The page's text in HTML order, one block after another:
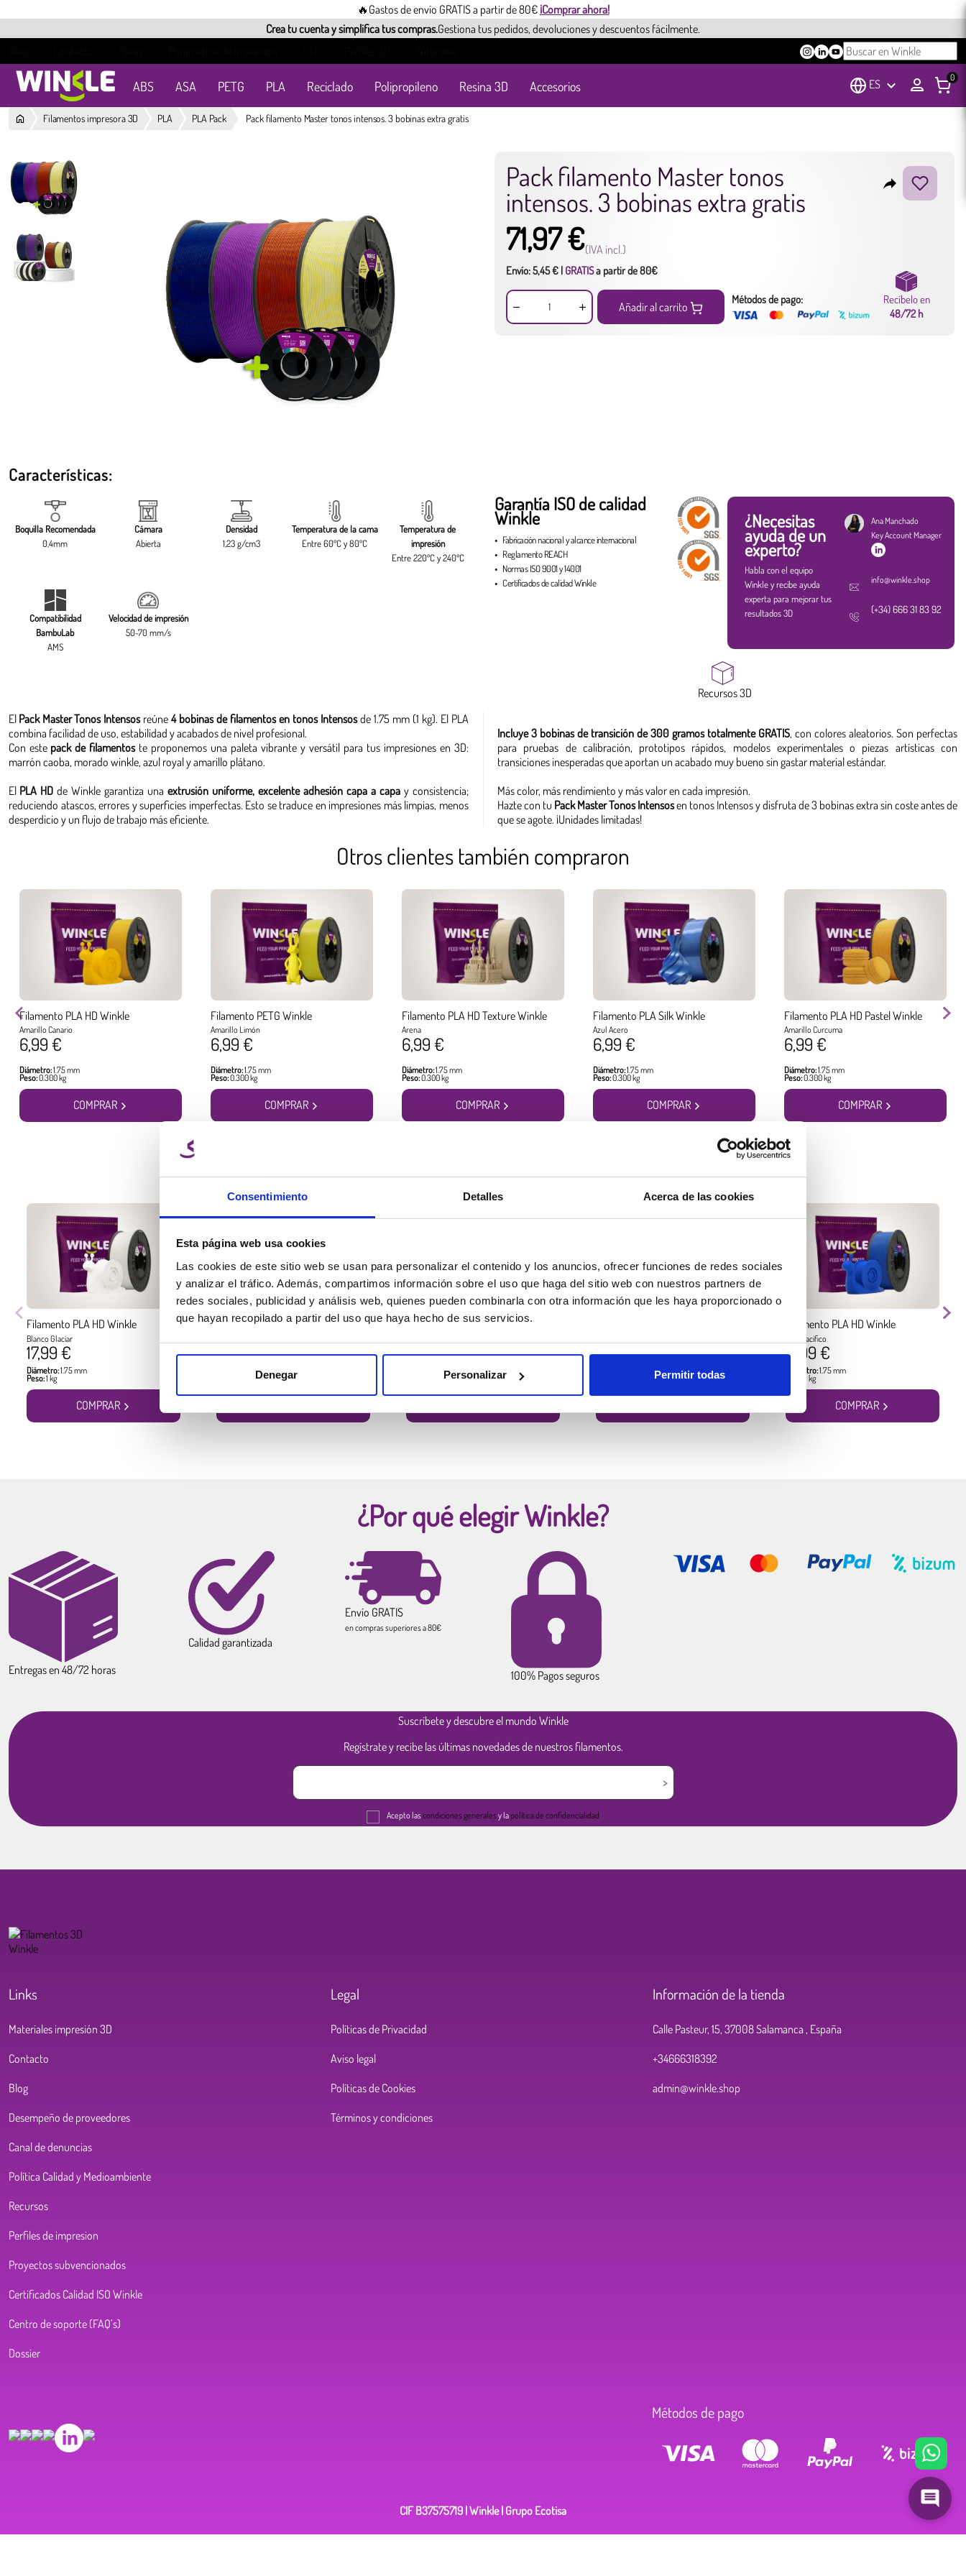
Consentimiento Detalles Acerca de las cookies
Esta página web usa cookies
Las cookies de este sitio web se usan para personalizar el contenido y los anuncios, ofrecer funciones de redes sociales
y analizar el tráfico. Además, compartimos información sobre el uso que haga del sitio web con nuestros partners de
redes sociales, publicidad y análisis web, quienes pueden combinarla con otra información que les haya proporcionado o
que hayan recopilado a partir del uso que haya hecho de sus servicios.
Denegar Personalizar Permitir todas
🔥Gastos de envío GRATIS a partir de 80€ ¡Comprar ahora!
Crea tu cuenta y simplifica tus compras.Gestiona tus pedidos, devoluciones y descuentos fácilmente.
ABS ASA PETG PLA Reciclado Polipropileno Resina 3D Accesorios ES keyboard_arrow_down 0
Filamentos impresora 3D PLA PLA Pack Pack filamento Master tonos intensos. 3 bobinas extra gratis
Pack filamento Master tonos
intensos. 3 bobinas extra gratis
reply
71,97 €(IVA incl.)
Envío: 5,45 € | GRATISa partir de 80€
Añadir al carrito
Métodos de pago:
Recíbelo en
48/72 h
Características:
Boquilla Recomendada
0,4mm
Cámara
Abierta
Densidad
1,23 g/cm3
Temperatura de la cama
Entre 60ºC y 80ºC
Temperatura de
impresión
Entre 220ºC y 240ºC
Compatibilidad
BambuLab
AMS
Velocidad de impresión
50-70 mm/s
Garantía ISO de calidad
Winkle
Fabricación nacionalyalcance internacional
ReglamentoREACH
NormasISO 9001y14001
Certificados de calidad Winkle
¿Necesitas
ayuda de un
experto?
Habla con el equipo
Winkle y recibe ayuda
experta para mejorar tus
resultados 3D
Ana Manchado
Key Account Manager
info@winkle.shop
(+34) 666 31 83 92
Recursos 3D
El Pack Master Tonos Intensosreúne 4 bobinas de filamentos en tonos Intensosde 1.75 mm (1 kg). El PLA
combina facilidad de uso, estabilidad y acabados de nivel profesional.
Con este pack de filamentoste proponemos una paleta vibrante y versátil para tus impresiones en 3D:
marrón caoba, morado winkle, azul royal y amarillo plátano.
El PLA HD de Winkle garantiza una extrusión uniforme, excelente adhesión capa a capa y consistencia;
reduciendo atascos, errores y superficies imperfectas. Esto se traduce en impresiones más limpias, menos
desperdicio y un flujo de trabajo más eficiente.
Incluye 3 bobinas de transición de 300 gramos totalmente GRATIS, con colores aleatorios. Son perfectas
para pruebas de calibración, prototipos rápidos, modelos experimentales o piezas artísticas con
transiciones inesperadas que aportan un acabado muy bueno sin gastar material estándar.
Más color, más rendimiento y más valor en cada impresión.
Hazte con tu Pack Master Tonos Intensosen tonos Intensos y disfruta de 3 bobinas extra sin coste antes de
que se agote. ¡Unidades limitadas!
Otros clientes también compraron
Filamento PLA HD Winkle
Amarillo Canario
6,99 €
Diámetro:1.75 mm
Peso:0.300 kg
COMPRAR
Filamento PETG Winkle
Amarillo Limón
6,99 €
Diámetro:1.75 mm
Peso:0.300 kg
COMPRAR
Filamento PLA HD Texture Winkle
Arena
6,99 €
Diámetro:1.75 mm
Peso:0.300 kg
COMPRAR
Filamento PLA Silk Winkle
Azul Acero
6,99 €
Diámetro:1.75 mm
Peso:0.300 kg
COMPRAR
Filamento PLA HD Pastel Winkle
Amarillo Curcuma
6,99 €
Diámetro:1.75 mm
Peso:0.300 kg
COMPRAR
Filamento PLA HD Winkle
Blanco Glaciar
17,99 €
Diámetro:1.75 mm
Peso:1 kg
COMPRAR
Filamento PLA HD Winkle
17,99 €
1.75 mm
Filamento PLA HD Winkle
17,99 €
1.75 mm
17,99 €
1.75 mm
Filamento PLA HD Winkle
Azul Pacifico
17,99 €
Diámetro:1.75 mm
1 kg
COMPRAR
¿Por qué elegir Winkle?
Entregas en 48/72 horas
Calidad garantizada
Envío GRATIS
en compras superiores a 80€
100% Pagos seguros
Suscríbete y descubre el mundo Winkle
Regístrate y recibe las últimas novedades de nuestros filamentos.
Acepto lascondiciones generales y lapolítica de confidencialidad
Links
Materiales impresión 3D
Contacto
Blog
Desempeño de proveedores
Canal de denuncias
Política Calidad y Medioambiente
Recursos
Perfiles de impresion
Proyectos subvencionados
Certificados Calidad ISO Winkle
Centro de soporte (FAQ’s)
Dossier
Legal
Políticas de Privacidad
Aviso legal
Políticas de Cookies
Términos y condiciones
Información de la tienda
Calle Pasteur, 15, 37008 Salamanca , España
+34666318392
admin@winkle.shop
Métodos de pago
CIF B37575719 | Winkle | Grupo Ecotisa